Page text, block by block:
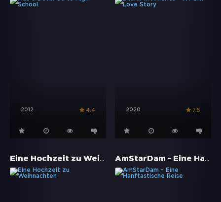
2012 4.4 2020 7.5
Eine Hochzeit zu Weihnachten AmStarDam - Eine Hanftastische Reise